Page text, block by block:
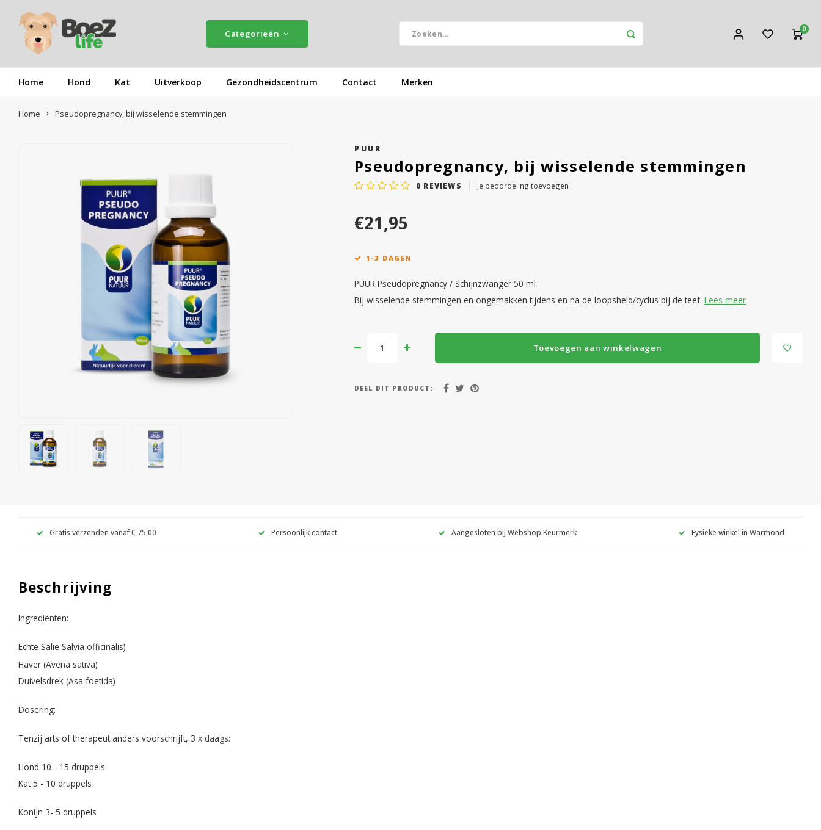
Categorieën 0
Home Hond Kat Uitverkoop Gezondheidscentrum Contact Merken
Home Pseudopregnancy, bij wisselende stemmingen
PUUR
Pseudopregnancy, bij wisselende stemmingen
0 REVIEWS Je beoordeling toevoegen
€21,95
1-3 DAGEN
PUUR Pseudopregnancy / Schijnzwanger 50 ml
Bij wisselende stemmingen en ongemakken tijdens en na de loopsheid/cyclus bij de teef. Lees meer
Toevoegen aan winkelwagen
DEEL DIT PRODUCT:
Gratis verzenden vanaf € 75,00 Persoonlijk contact Aangesloten bij Webshop Keurmerk Fysieke winkel in Warmond
Beschrijving
Ingrediënten:
Echte Salie Salvia officinalis)
Haver (Avena sativa)
Duivelsdrek (Asa foetida)
Dosering:
Tenzij arts of therapeut anders voorschrijft, 3 x daags:
Hond 10 - 15 druppels
Kat 5 - 10 druppels
Konijn 3- 5 druppels